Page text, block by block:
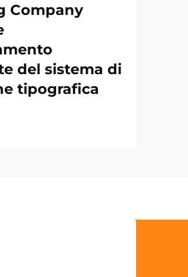
Company
del sistema di
tipografica